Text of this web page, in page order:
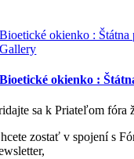
Bioetické okienko : Štátna
Gallery
Bioetické okienko :
sa k Priateľom fóra
zostať v spojení s